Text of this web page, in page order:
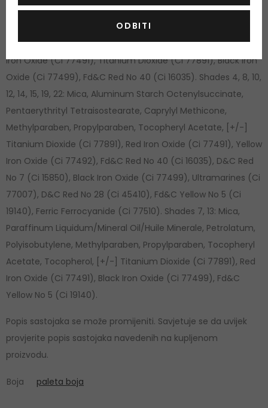
Paraffinum Liquidum/Mineral Oil/Huile Minerale,
Triethylhexanoin, Methylparaben, Propylparaben, Tocopheryl
Acetate, Tocopherol, [+/-] Fd&C Yellow No 5 (Ci 19140), Red
Iron Oxide (Ci 77491), Titanium Dioxide (Ci 77891), Black Iron
Oxide (Ci 77499), Fd&C Red No 40 (Ci 16035). Shades 4, 8, 10,
12, 14, 15, 19, 22: Mica, Aluminum Starch Octenylsuccinate,
Pentaerythrityl Tetraisostearate, Caprylyl Methicone,
Methylparaben, Propylparaben, Tocopheryl Acetate, [+/-]
Titanium Dioxide (Ci 77891), Red Iron Oxide (Ci 77491), Yellow
Iron Oxide (Ci 77492), Fd&C Red No 40 (Ci 16035), D&C Red
No 7 (Ci 15850), Black Iron Oxide (Ci 77499), Ultramarines (Ci
77007), D&C Red No 28 (Ci 45410), Fd&C Yellow No 5 (Ci
19140), Ferric Ferrocyanide (Ci 77510). Shades 7, 13: Mica,
Paraffinum Liquidum/Mineral Oil/Huile Minerale, Petrolatum,
Polyisobutylene, Methylparaben, Propylparaben, Tocopheryl
Acetate, Tocopherol, [+/-] Titanium Dioxide (Ci 77891), Red
Iron Oxide (Ci 77491), Black Iron Oxide (Ci 77499), Fd&C
Yellow No 5 (Ci 19140).
Popis sastojaka se može promijeniti. Savjetuje se da uvijek
provjerite popis sastojaka navedenih na kupljenom
proizvodu.
Boja paleta boja
ODBITI